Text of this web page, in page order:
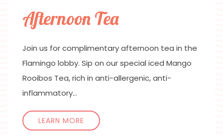
Afternoon Tea
Join us for complimentary afternoon tea in the
Flamingo lobby. Sip on our special iced Mango
Rooibos Tea, rich in anti-allergenic, anti-
inflammatory…
LEARN MORE